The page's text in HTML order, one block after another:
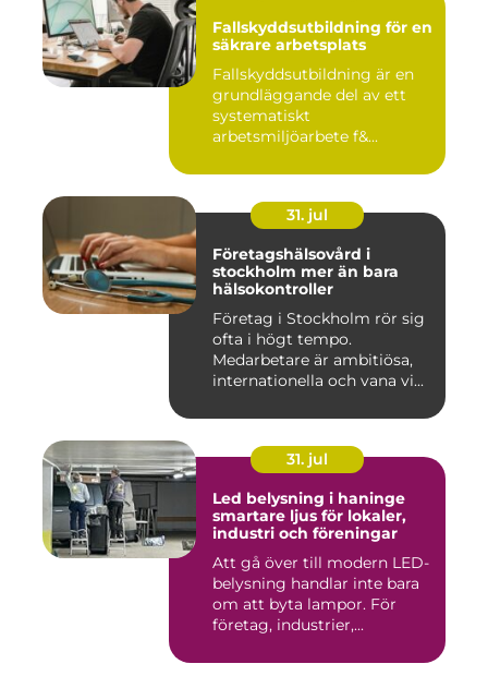
Fallskyddsutbildning för en
säkrare arbetsplats
Fallskyddsutbildning är en
grundläggande del av ett
systematiskt
arbetsmiljöarbete f&...
31. jul
Företagshälsovård i
stockholm mer än bara
hälsokontroller
Företag i Stockholm rör sig
ofta i högt tempo.
Medarbetare är ambitiösa,
internationella och vana vi...
31. jul
Led belysning i haninge
smartare ljus för lokaler,
industri och föreningar
Att gå över till modern LED-
belysning handlar inte bara
om att byta lampor. För
företag, industrier,...